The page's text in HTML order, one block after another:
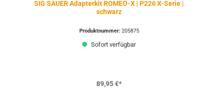
SIG SAUER Adapterkit ROMEO-X | P226 X-Serie |
schwarz
Produktnummer: 205875
Sofort verfügbar
89,95 €*